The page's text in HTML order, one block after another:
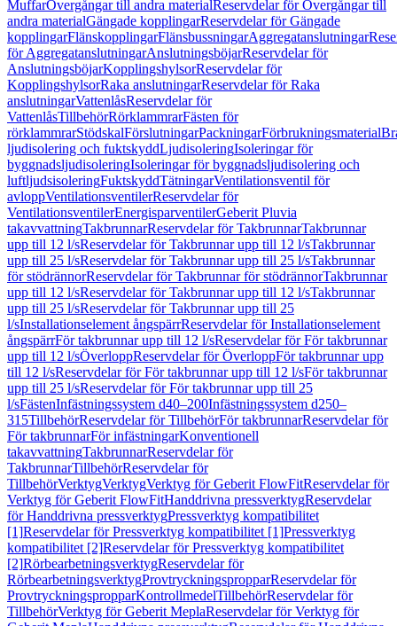
MuffarÖvergångar till andra materialReservdelar för Övergångar till
andra materialGängade kopplingarReservdelar för Gängade
kopplingarFlänskopplingarFlänsbussningarAggregatanslutningar
för AggregatanslutningarAnslutningsböjarReservdelar för
AnslutningsböjarKopplingshylsorReservdelar för
KopplingshylsorRaka anslutningarReservdelar för Raka
anslutningarVattenlåsReservdelar för
VattenlåsTillbehörRörklammrarFästen för
rörklammrarStödskalFörslutningarPackningarFörbrukningsmaterial
ljudisolering och fuktskyddLjudisoleringIsoleringar för
byggnadsljudisoleringIsoleringar för byggnadsljudisolering och
luftljudsisoleringFuktskyddTätningarVentilationsventil för
avloppVentilationsventilerReservdelar för
VentilationsventilerEnergisparventilerGeberit Pluvia
takavvattningTakbrunnarReservdelar för TakbrunnarTakbrunnar
upp till 12 l/sReservdelar för Takbrunnar upp till 12 l/sTakbrunnar
upp till 25 l/sReservdelar för Takbrunnar upp till 25 l/sTakbrunnar
för stödrännorReservdelar för Takbrunnar för stödrännorTakbrunnar
upp till 12 l/sReservdelar för Takbrunnar upp till 12 l/sTakbrunnar
upp till 25 l/sReservdelar för Takbrunnar upp till 25
l/sInstallationselement ångspärrReservdelar för Installationselement
ångspärrFör takbrunnar upp till 12 l/sReservdelar för För takbrunnar
upp till 12 l/sÖverloppReservdelar för ÖverloppFör takbrunnar upp
till 12 l/sReservdelar för För takbrunnar upp till 12 l/sFör takbrunnar
upp till 25 l/sReservdelar för För takbrunnar upp till 25
l/sFästenInfästningssystem d40–200Infästningssystem d250–
315TillbehörReservdelar för TillbehörFör takbrunnarReservdelar för
För takbrunnarFör infästningarKonventionell
takavvattningTakbrunnarReservdelar för
TakbrunnarTillbehörReservdelar för
TillbehörVerktygVerktygVerktyg för Geberit FlowFitReservdelar för
Verktyg för Geberit FlowFitHanddrivna pressverktygReservdelar
för Handdrivna pressverktygPressverktyg kompatibilitet
[1]Reservdelar för Pressverktyg kompatibilitet [1]Pressverktyg
kompatibilitet [2]Reservdelar för Pressverktyg kompatibilitet
[2]RörbearbetningsverktygReservdelar för
RörbearbetningsverktygProvtryckningspropparReservdelar för
ProvtryckningspropparKontrollmedelTillbehörReservdelar för
TillbehörVerktyg för Geberit MeplaReservdelar för Verktyg för